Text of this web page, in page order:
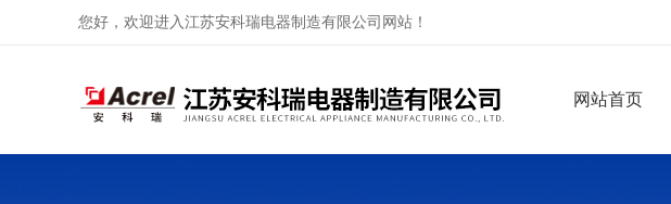
您好，欢迎进入江苏安科瑞电器制造有限公司网站！
网站首页